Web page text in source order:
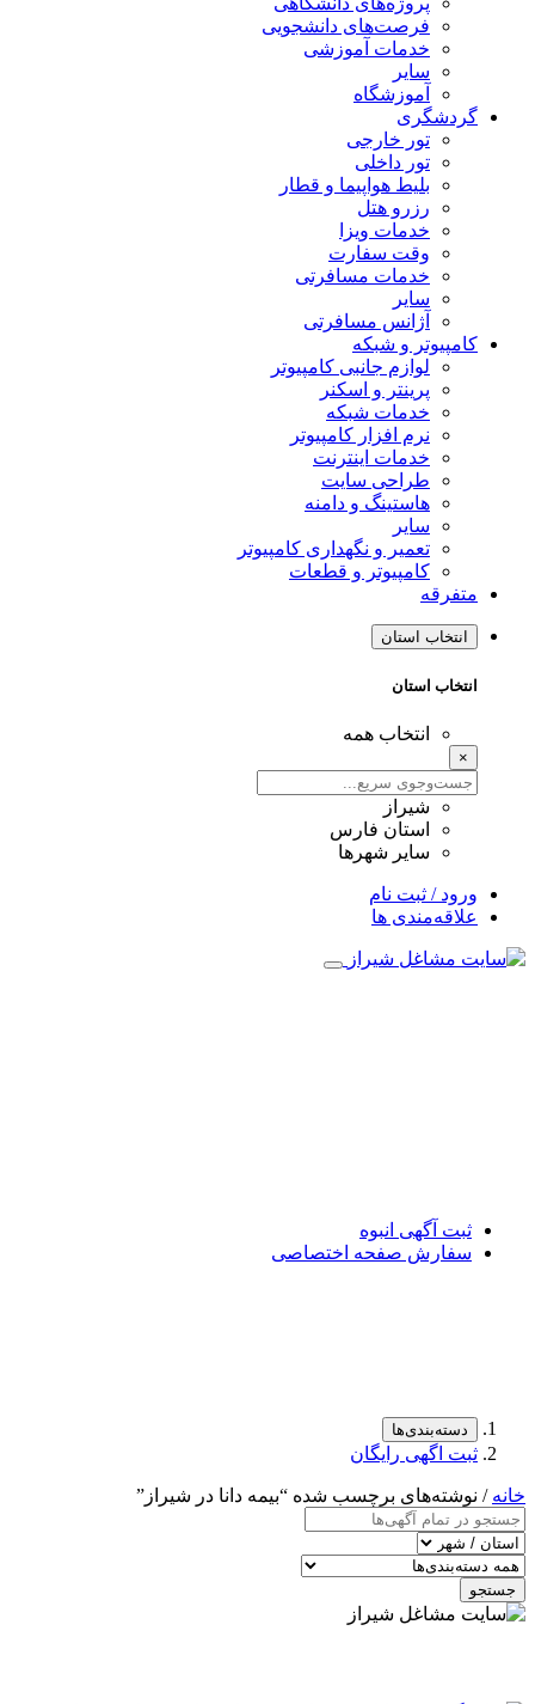
فرصت‌های دانشجویی
خدمات آموزشی
سایر
آموزشگاه
گردشگری
تور خارجی
تور داخلی
بلیط هواپیما و قطار
رزرو هتل
خدمات ویزا
وقت سفارت
خدمات مسافرتی
سایر
آژانس مسافرتی
کامپیوتر و شبکه
لوازم جانبی کامپیوتر
پرینتر و اسکنر
خدمات شبکه
نرم افزار کامپیوتر
خدمات اینترنت
طراحی سایت
هاستینگ و دامنه
سایر
تعمیر و نگهداری کامپیوتر
کامپیوتر و قطعات
متفرقه
انتخاب استان
انتخاب استان
انتخاب همه
×
شیراز
استان فارس
سایر شهرها
ورود / ثبت نام
علاقه‌مندی ها
ثبت آگهی انبوه
سفارش صفحه اختصاصی
دسته‌بندی‌ها
ثبت اگهی رایگان
خانه / نوشته‌های برچسب شده “بیمه دانا در شیراز”
جستجو